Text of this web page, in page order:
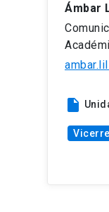
Ámbar
insert_drive_file